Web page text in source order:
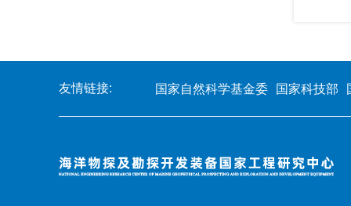
友情链接: 国家自然科学基金委 国家科技部